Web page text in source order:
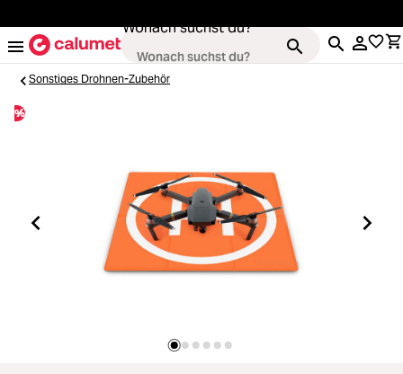
Wonach suchst du?
Loading... Objektive
Loading... Video & Drohnen
Sonstiges Drohnen-Zubehör
%